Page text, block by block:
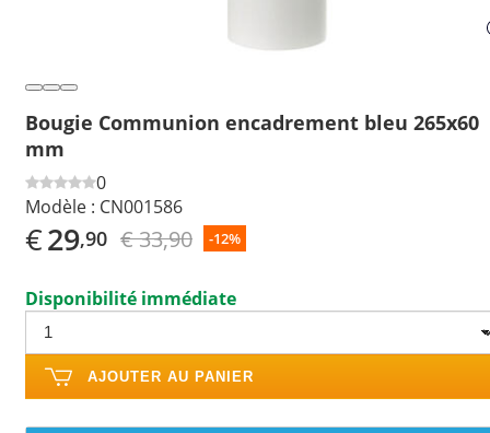
Bougie Communion encadrement bleu 265x60
mm
0
Modèle : CN001586
€29,90 € 33,90 -12%
Disponibilité immédiate
AJOUTER AU PANIER